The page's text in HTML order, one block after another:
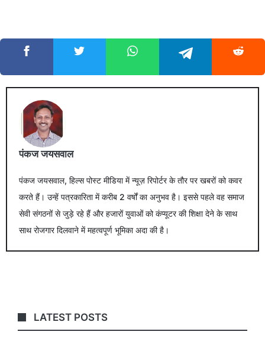
पंकज जयसवाल
पंकज जयसवाल, हिल्स पोस्ट मीडिया में न्यूज़ रिपोर्टर के तौर पर खबरों को कवर
करते हैं। उन्हें पत्रकारिता में करीब 2 वर्षों का अनुभव है। इससे पहले वह समाज
सेवी संगठनों से जुड़े रहे हैं और हजारों युवाओं को कंप्यूटर की शिक्षा देने के साथ
साथ रोजगार दिलवाने में महत्वपूर्ण भूमिका अदा की है।
LATEST POSTS